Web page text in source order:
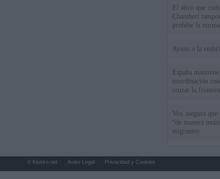
El ático que
Chamberí
prohíbe la
Ayuso o la
España
coordinación
cruzar la
Vox asegura
“de manera
migrantes
© Kiosko.net Aviso Legal Privacidad y Cookies